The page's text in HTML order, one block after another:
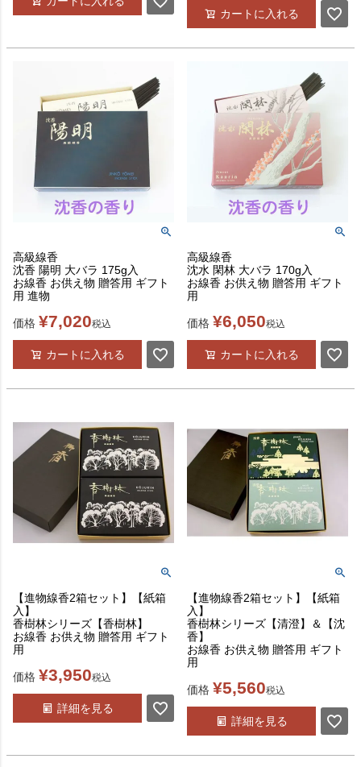
カートに入れる
高級線香
沈香 陽明 大バラ 175g入
お線香 お供え物 贈答用 ギフト
用 進物
価格 ¥7,020税込
カートに入れる
高級線香
沈水 閑林 大バラ 170g入
お線香 お供え物 贈答用 ギフト
用
価格 ¥6,050税込
カートに入れる
【進物線香2箱セット】【紙箱
入】
香樹林シリーズ【香樹林】
お線香 お供え物 贈答用 ギフト
用
価格 ¥3,950税込
詳細を見る
【進物線香2箱セット】【紙箱
入】
香樹林シリーズ【清澄】＆【沈
香】
お線香 お供え物 贈答用 ギフト
用
価格 ¥5,560税込
詳細を見る